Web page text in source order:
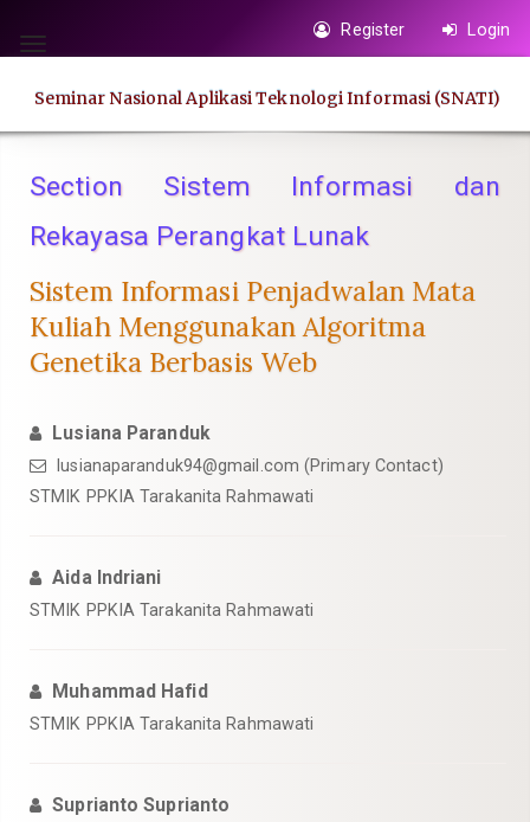
jump
page
content
Navigation
Main
Sidebar
Toggle
Register Login
Seminar Nasional Aplikasi Teknologi Informasi (SNATI)
Section Sistem Informasi dan
Rekayasa Perangkat Lunak
Sistem Informasi Penjadwalan Mata
Kuliah Menggunakan Algoritma
Genetika Berbasis Web
Lusiana Paranduk
lusianaparanduk94@gmail.com (Primary Contact)
STMIK PPKIA Tarakanita Rahmawati
Aida Indriani
STMIK PPKIA Tarakanita Rahmawati
Muhammad Hafid
STMIK PPKIA Tarakanita Rahmawati
Suprianto Suprianto